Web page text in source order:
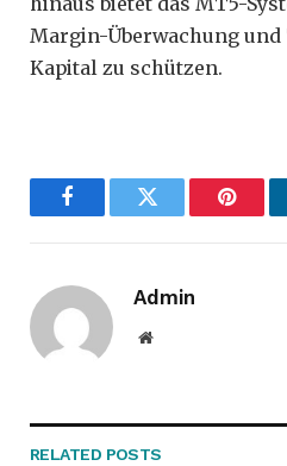
Margin-Überwachung
Kapital zu schützen.
FacebookTwitter
Admin
Website
RELATED POSTS